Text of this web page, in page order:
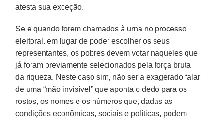
atesta sua exceção.
Se e quando forem chamados à urna no processo
eleitoral, em lugar de poder escolher os seus
representantes, os pobres devem votar naqueles que
já foram previamente selecionados pela força bruta
da riqueza. Neste caso sim, não seria exagerado falar
de uma “mão invisível” que aponta o dedo para os
rostos, os nomes e os números que, dadas as
condições econômicas, sociais e políticas, podem